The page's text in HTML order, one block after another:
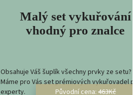
Malý set vykuřování
vhodný pro znalce
Obsahuje Váš šuplík všechny prvky ze setu?
Máme pro Vás set prémiových vykuřovadel
experty.
Původní cena: 463Kč